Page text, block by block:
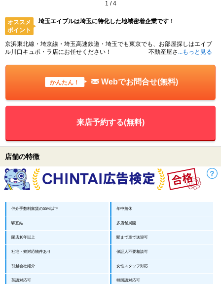
1 /4
オススメ
ポイント
埼玉エイブルは埼玉に特化した地域密着企業です！
京浜東北線・埼京線・埼玉高速鉄道・埼玉でも東京でも、お部屋探しはエイブ
ル川口キュポ・ラ店にお任せください！ 不動産屋さ
...もっと見る
かんたん！ Webでお問合せ(無料)
来店予約する(無料)
店舗の特徴
仲介手数料家賃の55%以下 年中無休
駅直結 多店舗展開
開店10年以上 駅まで車で送迎可
社宅・寮対応物件あり 保証人不要相談可
引越会社紹介 女性スタッフ対応
英語対応可 韓国語対応可